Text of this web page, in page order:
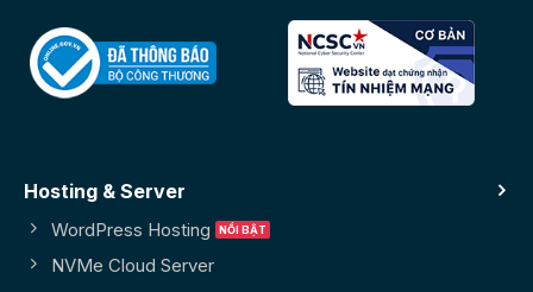
Hosting & Server
WordPress Hosting
NVMe Cloud Server